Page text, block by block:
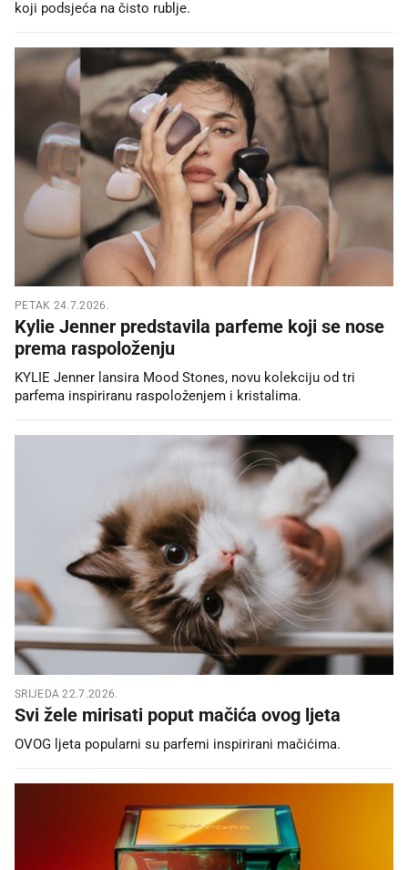
koji podsjeća na čisto rublje.
PETAK 24.7.2026.
Kylie Jenner predstavila parfeme koji se nose
prema raspoloženju
KYLIE Jenner lansira Mood Stones, novu kolekciju od tri
parfema inspiriranu raspoloženjem i kristalima.
SRIJEDA 22.7.2026.
Svi žele mirisati poput mačića ovog ljeta
OVOG ljeta popularni su parfemi inspirirani mačićima.